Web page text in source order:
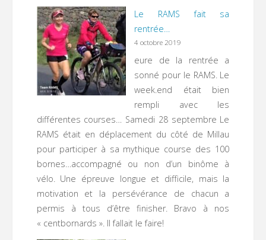
Le RAMS fait sa
rentrée…
4 octobre 2019
eure de la rentrée a
sonné pour le RAMS. Le
week.end était bien
rempli avec les
différentes courses… Samedi 28 septembre Le
RAMS était en déplacement du côté de Millau
pour participer à sa mythique course des 100
bornes…accompagné ou non d’un binôme à
vélo. Une épreuve longue et difficile, mais la
motivation et la persévérance de chacun a
permis à tous d’être finisher. Bravo à nos
« centbornards ». Il fallait le faire!